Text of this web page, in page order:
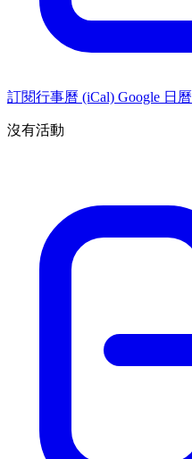
訂閱行事曆 (iCal) Google 日曆
沒有活動